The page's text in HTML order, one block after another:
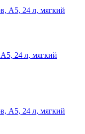
А5, 24 л, мягкий